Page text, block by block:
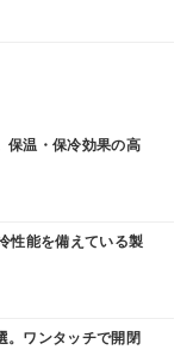
保温・保冷効果の高
性能を備えている製
。ワンタッチで開閉